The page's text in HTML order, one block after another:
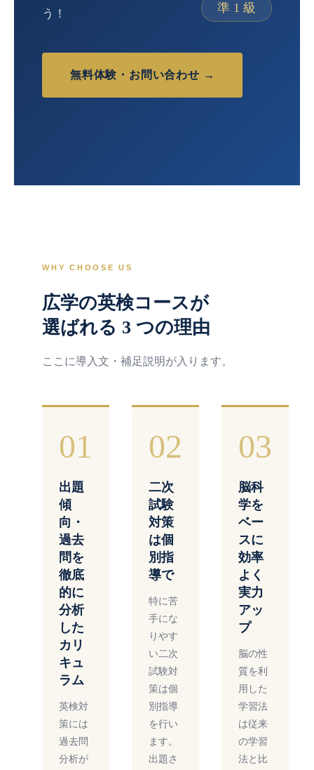
う！
無料体験・お問い合わせ →
準 1 級
WHY CHOOSE US
広学の英検コースが
選ばれる 3 つの理由
ここに導入文・補足説明が入ります。
01
出題
傾
向・
過去
問を
徹底
的に
分析
した
カリ
キュ
ラム
英検対
策には
過去問
分析が
02
二次
試験
対策
は個
別指
導で
特に苦
手にな
りやす
い二次
試験対
策は個
別指導
を行い
ます。
出題さ
03
脳科
学を
ベー
スに
効率
よく
実力
アッ
プ
脳の性
質を利
用した
学習法
は従来
の学習
法と比